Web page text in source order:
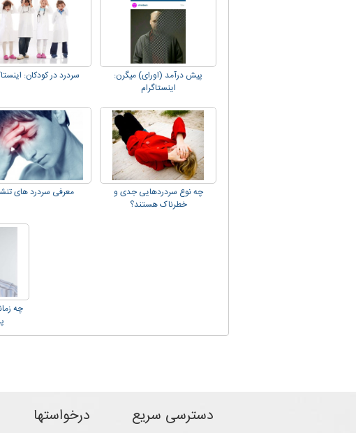
پیش درآمد (اورای) میگرن:
اینستاگرام
سردرد در کودکان:
چه نوع سردردهایی جدی و
خطرناک هستند؟
معرفی سردرد های
چه
دسترسی سریع درخواستها